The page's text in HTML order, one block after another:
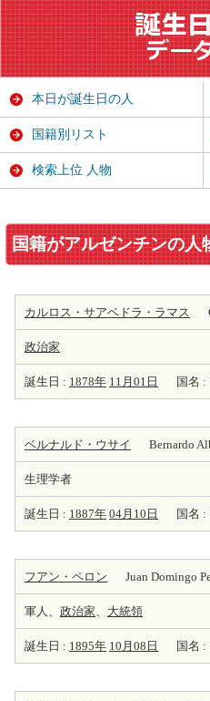
国籍がアルゼンチンの人
カルロス・サアベドラ・ラマス
政治家
誕生日 : 1878年 11月01日 国名 :
ベルナルド・ウサイ Bernardo
生理学者
誕生日 : 1887年 04月10日 国名 :
フアン・ペロン Juan Domingo
軍人、 政治家、 大統領
誕生日 : 1895年 10月08日 国名 :
本日が誕生日の人
国籍別リスト
検索上位 人物